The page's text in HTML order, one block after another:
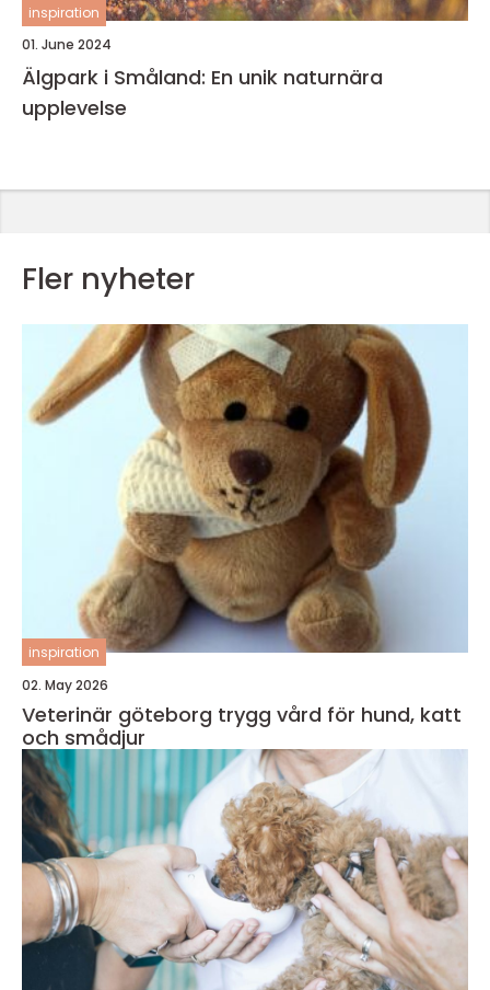
inspiration
01. June 2024
Älgpark i Småland: En unik naturnära
upplevelse
Fler nyheter
inspiration
02. May 2026
Veterinär göteborg trygg vård för hund, katt
och smådjur